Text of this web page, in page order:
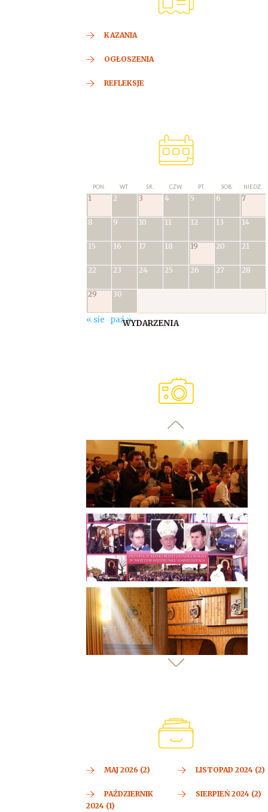
KAZANIA
OGŁOSZENIA
REFLEKSJE
PON. WT. ŚR. CZW. PT. SOB. NIEDZ.
1 2 3 4 5 6 7
8 9 10 11 12 13 14
15 16 17 18 19 20 21
22 23 24 25 26 27 28
29 30
« sie paź »WYDARZENIA
MAJ 2026 (2) LISTOPAD 2024 (2)
PAŹDZIERNIK
2024 (1)
SIERPIEŃ 2024 (2)